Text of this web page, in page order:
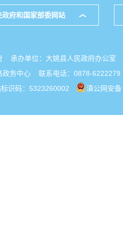
政府和国家部委网站
承办单位：大姚县人民政府办公
政务中心 联系电话：0878-6222279
标识码：5323260002 滇公网安